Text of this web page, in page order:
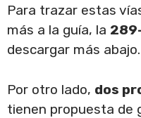
Para trazar estas
más a la guía, la
descargar más abajo.
Por otro lado, dos
tienen propuesta de